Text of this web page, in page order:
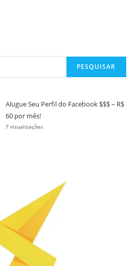
PESQUISAR
Alugue Seu Perfil do Facebook $$$ – R$
60 por mês!
7 visualizações